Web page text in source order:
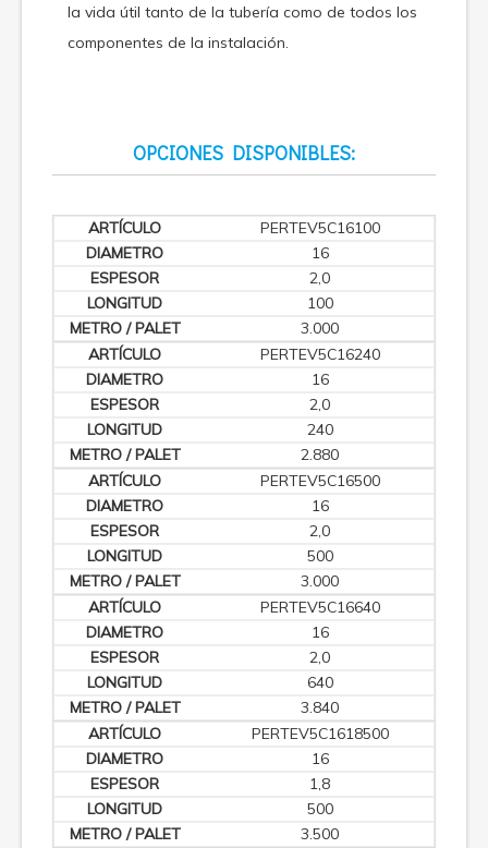
la vida útil tanto de la tubería como de todos los
componentes de la instalación.
OPCIONES DISPONIBLES:
PERTEV5C16100
16
2,0
100
3.000
PERTEV5C16240
16
2,0
240
2.880
PERTEV5C16500
16
2,0
500
3.000
PERTEV5C16640
16
2,0
640
3.840
PERTEV5C1618500
16
1,8
500
3.500